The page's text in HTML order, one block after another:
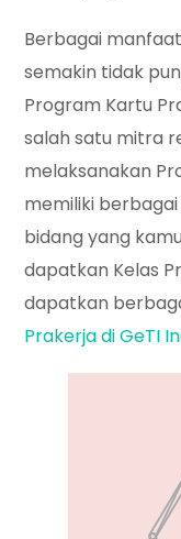
Berbagai
semakin tidak
Program Kartu
salah satu mitra
melaksanakan
memiliki
bidang yang
dapatkan Kelas
dapatkan
Prakerja di GeTI